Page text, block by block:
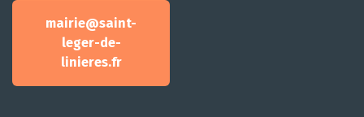
mairie@saint-
leger-de-
linieres.fr